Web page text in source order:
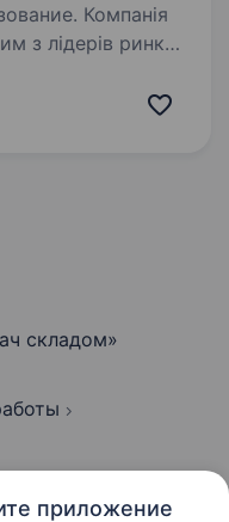
приложение
Компанія
з лідерів ринку
складом»